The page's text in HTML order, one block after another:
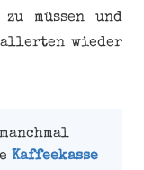
müssen und
wieder
Kaffeekasse